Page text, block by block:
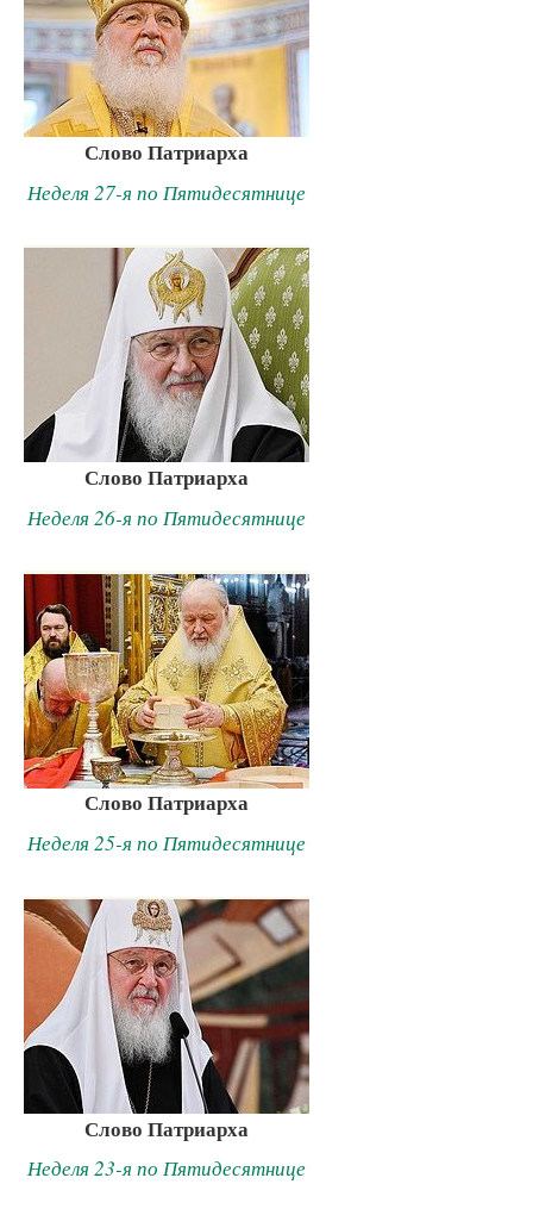
Слово Патриарха
Неделя 27-я по Пятидесятнице
Слово Патриарха
Неделя 26-я по Пятидесятнице
Слово Патриарха
Неделя 25-я по Пятидесятнице
Слово Патриарха
Неделя 23-я по Пятидесятнице